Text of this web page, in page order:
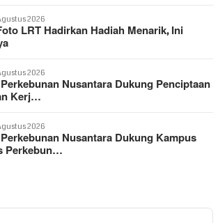
2026
LRT Hadirkan Hadiah Menarik, Ini
2026
Nusantara Dukung Penciptaan
Kerj…
2026
Nusantara Dukung Kampus
Perkebun…